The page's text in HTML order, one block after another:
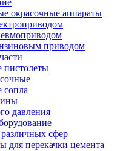
окрасочные аппараты
приводом
пистолеты
сопла
давления
сфер
для перекачки цемента